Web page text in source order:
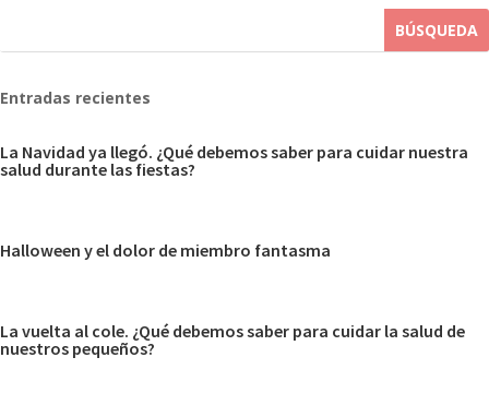
Entradas recientes
La Navidad ya llegó. ¿Qué debemos saber para cuidar nuestra
salud durante las fiestas?
Halloween y el dolor de miembro fantasma
La vuelta al cole. ¿Qué debemos saber para cuidar la salud de
nuestros pequeños?